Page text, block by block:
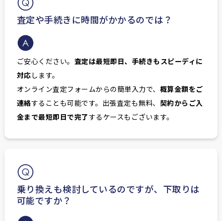
査定や手続きに時間がかかるのでは？
ご安心ください。 査定は最短即日、手続きもスピーディに
対応 します。
オンライン査定フォームからの簡単入力で、 概算金額をご
連絡することも可能です。出張査定も無料、 契約からご入
金まで最短即日で完了するケースもございます。
乗り換えも検討しているのですが、下取りは
可能ですか？